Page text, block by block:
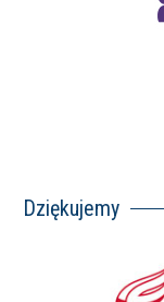
Dziękujemy